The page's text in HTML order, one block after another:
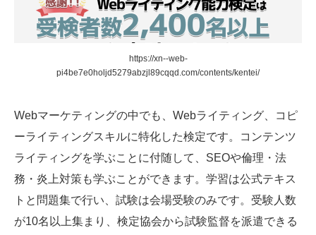
https://xn--web-
pi4be7e0holjd5279abzjl89cqqd.com/contents/kentei/
Webマーケティングの中でも、Webライティング、コピ
ーライティングスキルに特化した検定です。コンテンツ
ライティングを学ぶことに付随して、SEOや倫理・法
務・炎上対策も学ぶことができます。学習は公式テキス
トと問題集で行い、試験は会場受験のみです。受験人数
が10名以上集まり、検定協会から試験監督を派遣できる